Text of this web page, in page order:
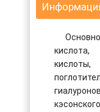
кислота,